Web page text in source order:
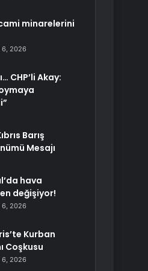
minarelerini
6, 2026
CHP’li Akay:
Barış
Mesajı
hava
değişiyor!
6, 2026
Kurban
Coşkusu
6, 2026